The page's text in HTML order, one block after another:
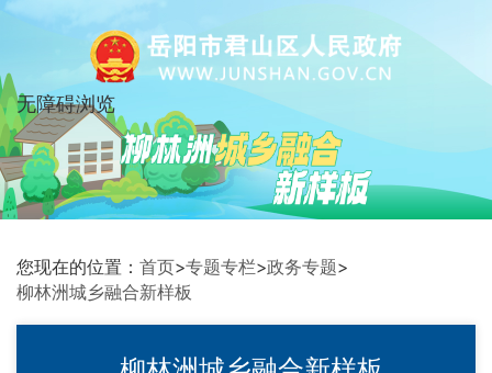
无障碍浏览
您现在的位置： 首页>专题专栏>政务专题>
柳林洲城乡融合新样板